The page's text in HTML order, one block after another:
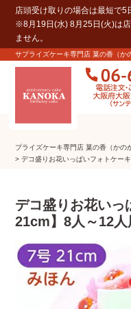
店頭受け取りの場合は最短で5
※8月19日(水) 8月25日(火)は
ません。
サプライズケーキ専門店 菓の香（か
プライズケーキ専⾨店 菓の⾹（かの
デコ盛りお花いっぱいフォトケー
デコ盛りお花いっ
21cm】8人～12人